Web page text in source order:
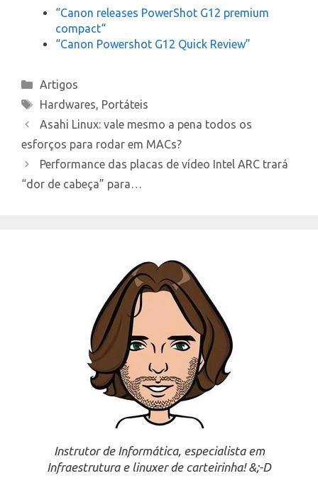
“Canon releases PowerShot G12 premium
compact“
“Canon Powershot G12 Quick Review”
Categories
Artigos
Tags
Hardwares Portáteis
Asahi Linux: vale mesmo a pena todos os
esforços para rodar em MACs?
Performance das placas de vídeo Intel ARC trará
“dor de cabeça” para…
Instrutor de Informática, especialista em
Infraestrutura e linuxer de carteirinha! &;-D